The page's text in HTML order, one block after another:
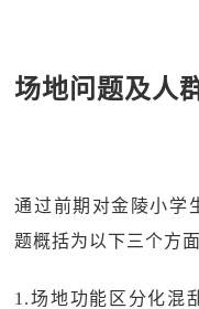
场地问题及人
通过前期对金陵小学
题概括为以下三个方面
1.场地功能区分化混